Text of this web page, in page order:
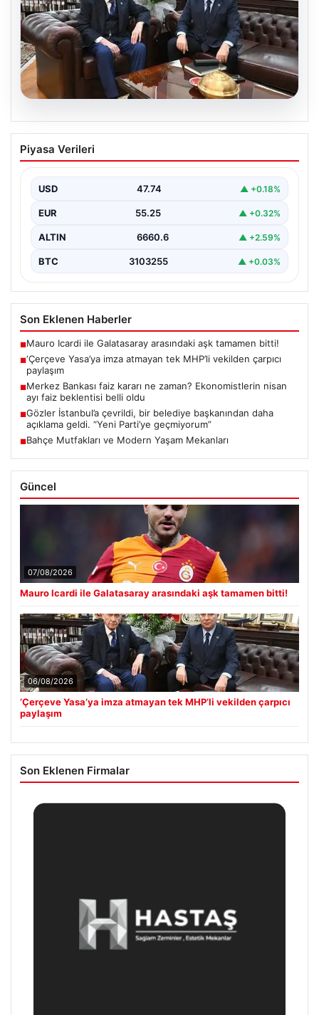
06.08.2026
‘Çerçeve Yasa’ya imza atmayan tek
MHP’li vekilden çarpıcı paylaşım
Piyasa Verileri
USD 47.74 ▲ +0.18%
EUR 55.25 ▲ +0.32%
ALTIN 6660.6 ▲ +2.59%
BTC 3103255 ▲ +0.03%
Son Eklenen Haberler
■Mauro Icardi ile Galatasaray arasındaki aşk tamamen bitti!
■‘Çerçeve Yasa’ya imza atmayan tek MHP’li vekilden çarpıcı
paylaşım
■Merkez Bankası faiz kararı ne zaman? Ekonomistlerin nisan
ayı faiz beklentisi belli oldu
■Gözler İstanbul’a çevrildi, bir belediye başkanından daha
açıklama geldi. “Yeni Parti’ye geçmiyorum”
■Bahçe Mutfakları ve Modern Yaşam Mekanları
Güncel
07/08/2026
Mauro Icardi ile Galatasaray arasındaki aşk tamamen bitti!
06/08/2026
‘Çerçeve Yasa’ya imza atmayan tek MHP’li vekilden çarpıcı
paylaşım
Son Eklenen Firmalar